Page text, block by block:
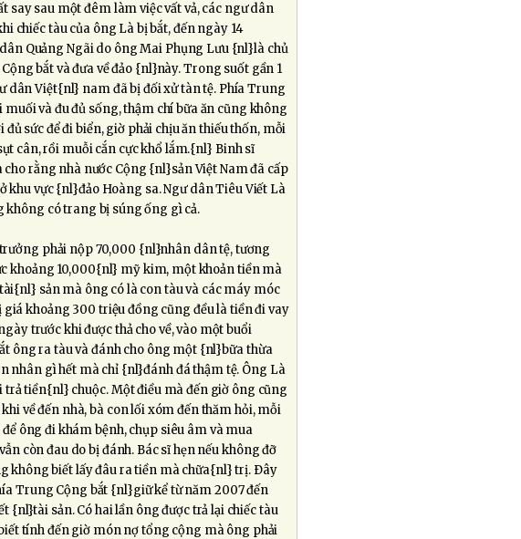
sau một đêm làm việc vất vả, các ngư dân
chiếc tàu của ông Là bị bắt, đến ngày 14
Quảng Ngãi do ông Mai Phụng Lưu {nl}là chủ
bắt và đưa về đảo {nl}này. Trong suốt gần 1
dân Việt{nl} nam đã bị đối xử tàn tệ. Phía Trung
và đu đủ sống, thậm chí bữa ăn cũng không
sức để đi biển, giờ phải chịu ăn thiếu thốn, mỗi
cân, rồi muỗi cắn cực khổ lắm.{nl} Binh sĩ
rằng nhà nước Cộng {nl}sản Việt Nam đã cấp
khu vực {nl}đảo Hoàng sa. Ngư dân Tiêu Viết Là
có trang bị súng ống gì cả.
phải nộp 70,000 {nl}nhân dân tệ, tương
khoảng 10,000{nl} mỹ kim, một khoản tiền mà
sản mà ông có là con tàu và các máy móc
khoảng 300 triệu đồng cũng đều là tiền đi vay
trước khi được thả cho về, vào một buổi
ông ra tàu và đánh cho ông một {nl}bữa thừa
nhân gì hết mà chỉ {nl}đánh đá thậm tệ. Ông Là
tiền{nl} chuộc. Một điều mà đến giờ ông cũng
về đến nhà, bà con lối xóm đến thăm hỏi, mỗi
ông đi khám bệnh, chụp siêu âm và mua
còn đau do bị đánh. Bác sĩ hẹn nếu không đỡ
không biết lấy đâu ra tiền mà chữa{nl} trị. Ðây
Trung Cộng bắt {nl}giữ kể từ năm 2007 đến
{nl}tài sản. Có hai lần ông được trả lại chiếc tàu
tính đến giờ món nợ tổng cộng mà ông phải